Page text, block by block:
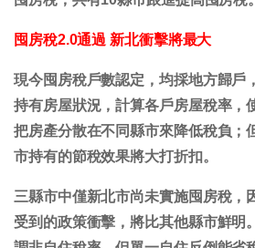
囤房稅2.0通過 新北衝擊將最大
現今囤房稅戶數認定，均採地方歸戶
持有房屋狀況，計算各戶房屋稅率，
把房產分散在不同縣市來降低稅負；
市持有的節稅效果將大打折扣。
三縣市中僅新北市尚未實施囤房稅，
受到的政策衝擊，將比其他縣市鮮明